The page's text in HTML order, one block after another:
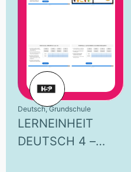
Deutsch, Grundschule
LERNEINHEIT
DEUTSCH 4 –